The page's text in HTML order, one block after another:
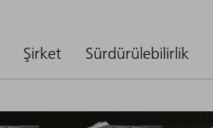
Şirket Sürdürülebilirlik